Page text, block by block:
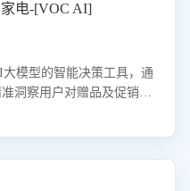
电-[VOC AI]
模型的智能决策工具，通
洞察用户对赠品及促销政
组合策略，优化资源投放